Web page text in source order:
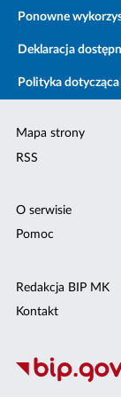
Ponowne
Deklaracja
Polityka
Mapa strony
RSS
O serwisie
Pomoc
Redakcja BIP MK
Kontakt